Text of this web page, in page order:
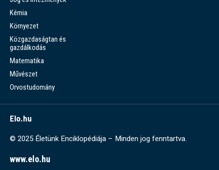
Kémia
Környezet
Közgazdaságtan és
gazdálkodás
Matematika
Művészet
Orvostudomány
Elo.hu
© 2025 Életünk Enciklopédiája – Minden jog fenntartva.
www.elo.hu